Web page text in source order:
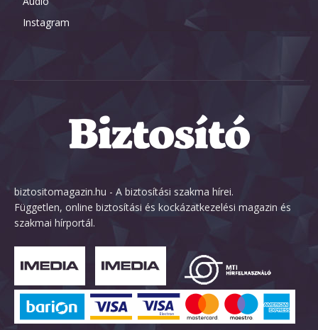
Instagram
biztositomagazin.hu - A biztosítási szakma hírei.
Független, online biztosítási és kockázatkezelési magazin és
szakmai hírportál.